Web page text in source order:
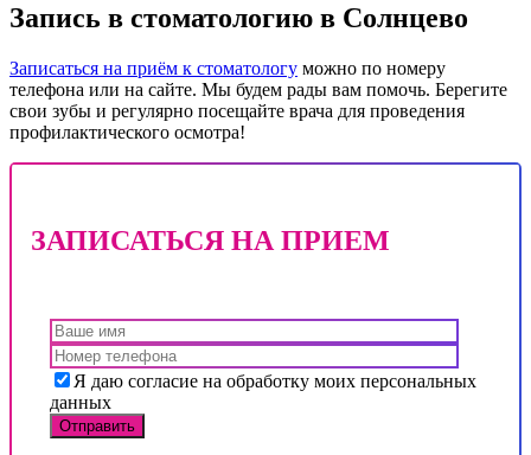
Запись в стоматологию в Солнцево
Записаться на приём к стоматологу можно по номеру
телефона или на сайте. Мы будем рады вам помочь. Берегите
свои зубы и регулярно посещайте врача для проведения
профилактического осмотра!
ЗАПИСАТЬСЯ НА ПРИЕМ
Я даю согласие на обработку моих персональных
данных